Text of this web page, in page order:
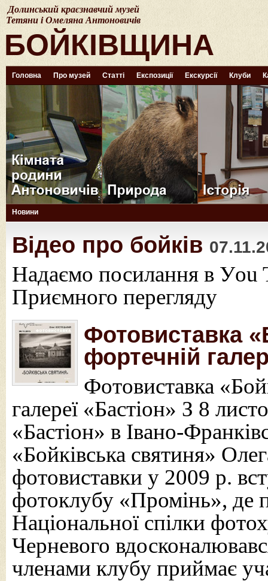
Долинський краєзнавчий музей
Тетяни і Омеляна Антоновичів
БОЙКІВЩИНА
Головна Про музей Статті Експозиції Екскурсії Клуби
Новини
Відео про бойків
Надаємо посилання в Уou
Приємного перегляду
Фотовиставка
фортечній
Фотовиставка
галереї «Бастіон» З 8
«Бастіон» в Івано-
«Бойківська святиня»
фотовиставки у 2009 р.
фотоклубу «Промінь», де
Національної спілки
Черневого
членами клубу приймає